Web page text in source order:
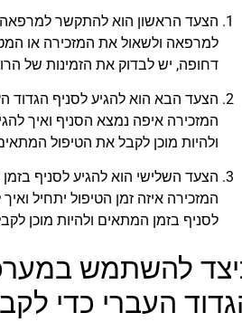
הצעד הראשון הוא להתקשר
למרפאה ולשאול את המזכירה או
דחופה, יש לבדוק את הזמינות של
הצעד הבא הוא להגיע לסניף הגדוד
המזכירה איפה נמצא הסניף ואיך
ולהיות מוכן לקבל את הטיפול
הצעד השלישי הוא להגיע לסניף
המזכירה איזה זמן הטיפול יתחיל
לסניף בזמן המתאים ולהיות מוכן
להשתמש
העברי כדי